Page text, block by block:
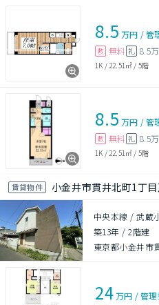
8.5 万円 /管
敷 無料 礼 8.5
1K / 22.51㎡ / 5階
8.5 万円 /管
敷 無料 礼 8.5
1K / 22.51㎡ / 5階
賃貸物件 小金井市貫井北町1丁
中央本線 / 武蔵
築13年 /2階建
東京都小金井市
24万円 /管